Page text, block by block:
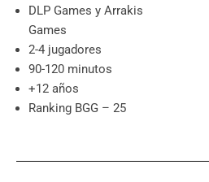
DLP Games y Arrakis
Games
2-4 jugadores
90-120 minutos
+12 años
Ranking BGG – 25